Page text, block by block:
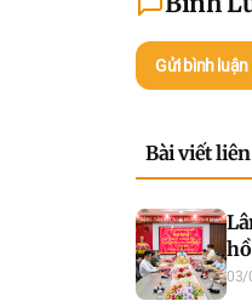
Gửi bình luận
Bài viết
sở
03/